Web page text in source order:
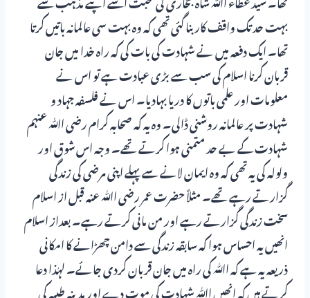
بہت حد تک واقف کار بنا گئی تھی کہ وہ بہت سی عالمانہ باتیں کرتا
تھا۔ ایک دفعہ میں نے شہادت کی بات کی کہ راہ خدا میں جان
قربان کرنا اسلام کی سب سے بڑی عبادت ہے تو اس نے
معلومات اور علمی باتوں کا دریا بہادیا۔ اس نے فلسفہ جہاد و
شہادت پر عالمانہ روشنی ڈالی۔ وہ یہ کہ صحابہ کرام رضی اﷲ عنہم
شہادت کے بے حد متمنی ہوا کرتے تھے۔ وجہ اس شوق اور
ولولہ کی یہ تھی کہ وہ ایمان لانے سے پہلے اپنی مرضی کی زندگی
گزارتے رہے تھے۔ مثلاً حضرت عمر رضی اﷲ عنہ قبل از اسلام
سخت زندگی گزارتے رہے اور من مانی کرتے رہے۔ بعداز اسلام
انھیں یہ احساس ہوا کہ سابقہ زندگی سے دامن چھڑانے کا امکانی
ذریعہ یہ ہے کہ اﷲ کی راہ میں جان قربان کردی جائے۔ لہٰذا دعا
کرتے ہیں کہ انھیں اﷲ شہادت کی موت دے اور مدینہ طیبہ کی